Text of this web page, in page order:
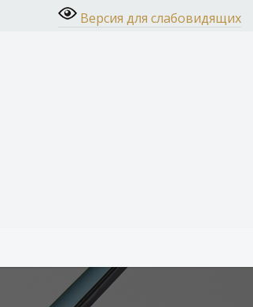
Версия для слабовидящих